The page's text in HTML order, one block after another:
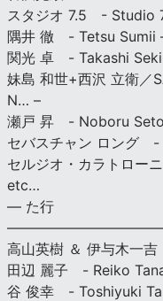
スタジオ 7.5 - Studio
隅井 徹 - Tetsu Sumii
関光 卓 - Takashi
妹島 和世+西沢 立衛
N… –
瀬戸 昇 - Noboru
セバスチャン ロング -
セルジオ・カラトロ
etc…
— た行
高山英樹 ＆ 伊与木一
田辺 麗子 - Reiko
谷 俊幸 - Toshiyuki